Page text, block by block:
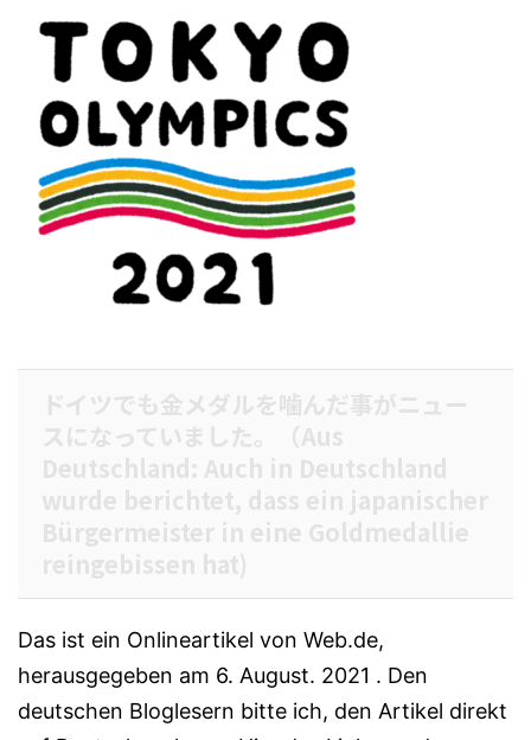
Das ist ein Onlineartikel von Web.de,
herausgegeben am 6. August. 2021 . Den
deutschen Bloglesern bitte ich, den Artikel direkt